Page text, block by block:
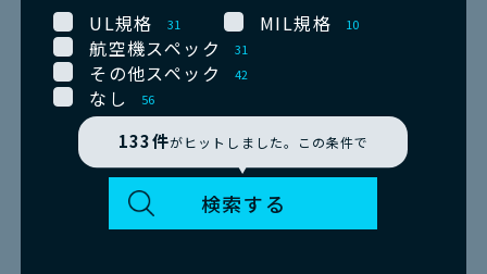
UL規格 31 MIL規格 10
航空機スペック 31
その他スペック 42
なし 56
133件がヒットしました。この条件で